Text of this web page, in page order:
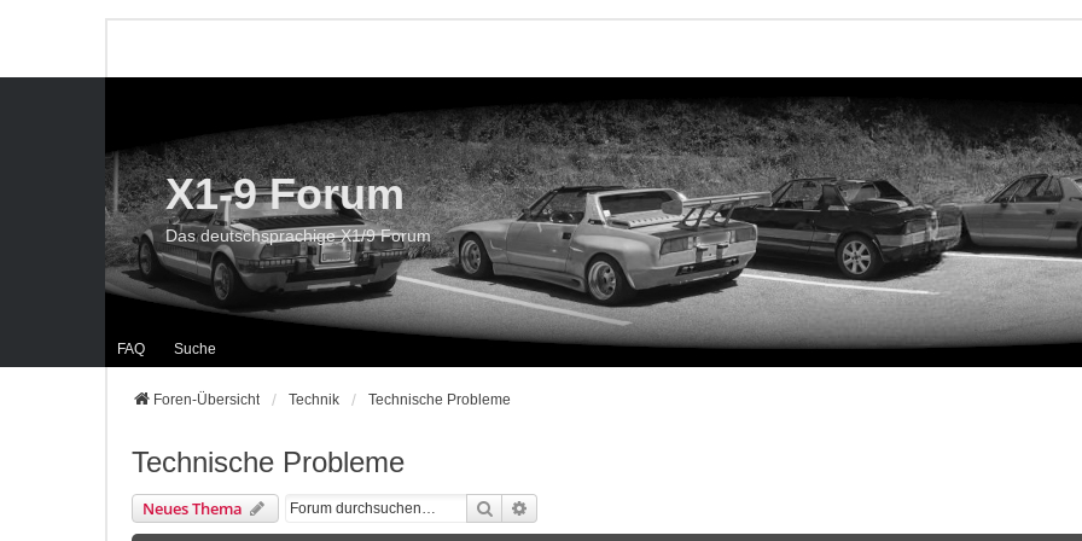
FAQ Suche
X1-9 Forum
Das deutschsprachige X1/9 Forum
Foren-Übersicht Technik Technische Probleme
Technische Probleme
Neues Thema Suche